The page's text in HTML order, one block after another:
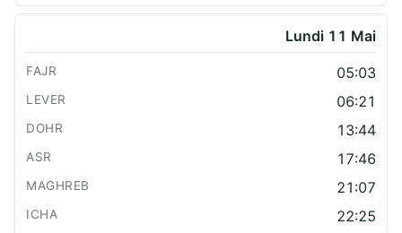
Lundi 11 Mai
05:03
06:21
13:44
17:46
21:07
22:25